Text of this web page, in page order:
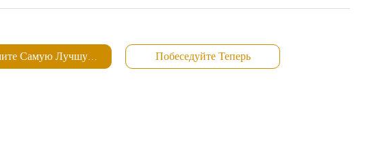
Самую Лучшую Цену Побеседуйте Теперь